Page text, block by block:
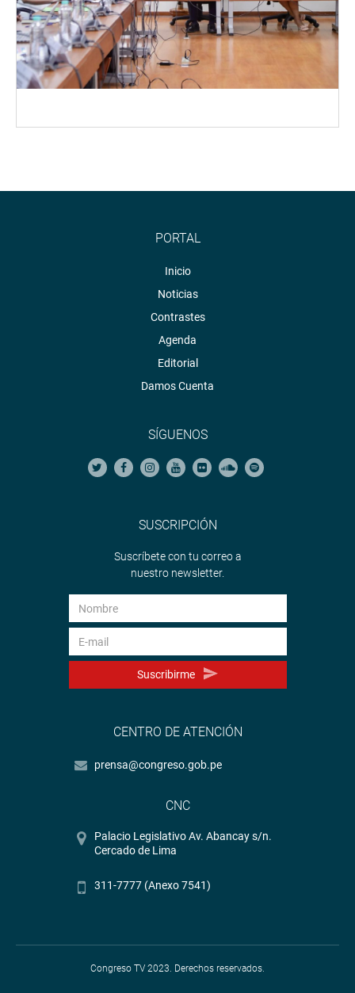
PORTAL
Inicio
Noticias
Contrastes
Agenda
Editorial
Damos Cuenta
SÍGUENOS
SUSCRIPCIÓN
Suscríbete con tu correo a
nuestro newsletter.
Suscribirme
CENTRO DE ATENCIÓN
prensa@congreso.gob.pe
CNC
Palacio Legislativo Av. Abancay s/n.
Cercado de Lima
311-7777 (Anexo 7541)
Congreso TV 2023. Derechos reservados.